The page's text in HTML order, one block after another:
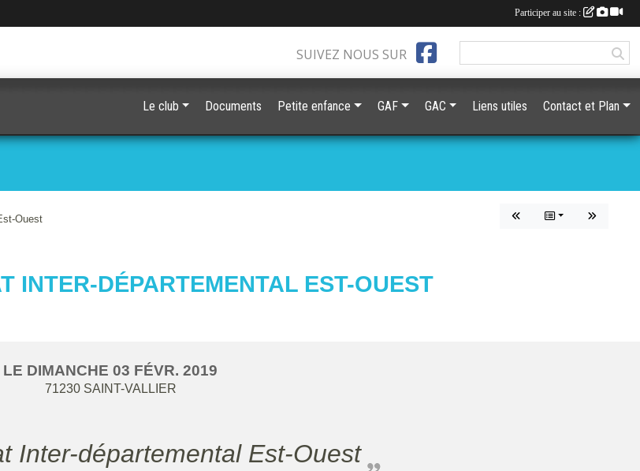
Ouest
INTER-DÉPARTEMENTAL EST-OUEST
LE DIMANCHE 03 FÉVR. 2019
71230 SAINT-VALLIER
Inter-départemental Est-Ouest
SUIVEZ NOUS SUR
Le club Documents Petite enfance GAF GAC Liens utiles Contact et Plan
Participer au site :